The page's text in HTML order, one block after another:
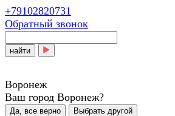
+79102820731
Обратный звонок
найти
Воронеж
Ваш город Воронеж?
Да, все верно Выбрать другой